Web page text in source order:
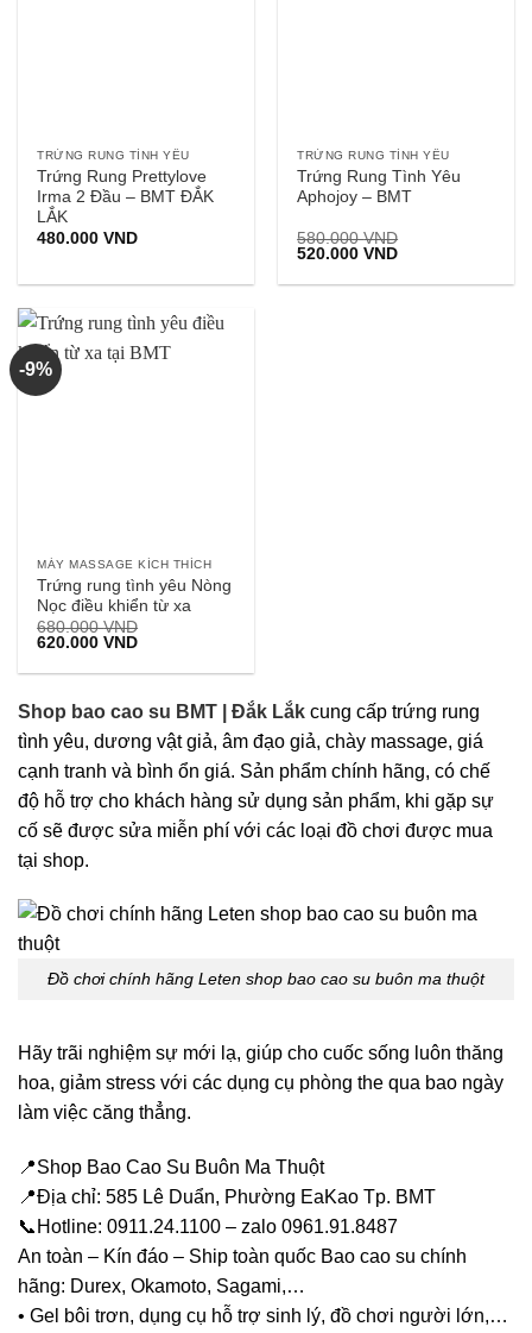
TRỨNG RUNG TÌNH YÊU
Trứng Rung Prettylove
Irma 2 Đầu – BMT ĐẮK
LẮK
480.000VND
TRỨNG RUNG TÌNH YÊU
Trứng Rung Tình Yêu
Aphojoy – BMT
580.000VND
Giá
là:
520.000VNDGiá
tại
-9%
MÁY MASSAGE KÍCH THÍCH
Trứng rung tình yêu Nòng
Nọc điều khiển từ xa
680.000VND
Giá
là:
620.000VNDGiá
tại
620.000 VND.
Shop bao cao su BMT | Đắk Lắk cung cấp trứng rung
tình yêu, dương vật giả, âm đạo giả, chày massage, giá
cạnh tranh và bình ổn giá. Sản phẩm chính hãng, có chế
độ hỗ trợ cho khách hàng sử dụng sản phẩm, khi gặp sự
cố sẽ được sửa miễn phí với các loại đồ chơi được mua
tại shop.
Đồ chơi chính hãng Leten shop bao cao su buôn ma thuột
Hãy trãi nghiệm sự mới lạ, giúp cho cuốc sống luôn thăng
hoa, giảm stress với các dụng cụ phòng the qua bao ngày
làm việc căng thẳng.
📍Shop Bao Cao Su Buôn Ma Thuột
📍Địa chỉ: 585 Lê Duẩn, Phường EaKao Tp. BMT
📞Hotline: 0911.24.1100 – zalo 0961.91.8487
An toàn – Kín đáo – Ship toàn quốc Bao cao su chính
hãng: Durex, Okamoto, Sagami,…
• Gel bôi trơn, dụng cụ hỗ trợ sinh lý, đồ chơi người lớn,…